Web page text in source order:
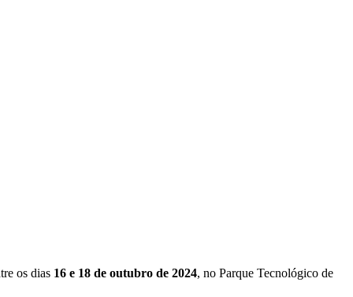
os dias 16 e 18 de outubro de 2024, no Parque Tecnológico de